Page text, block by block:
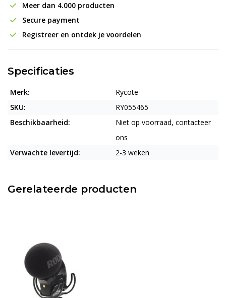
Meer dan 4.000 producten
Secure payment
Registreer en ontdek je voordelen
Specificaties
Merk:
Rycote
SKU:
RY055465
Beschikbaarheid:
Niet op voorraad, contacteer
ons
Verwachte levertijd:
2-3 weken
Gerelateerde producten